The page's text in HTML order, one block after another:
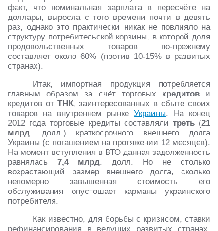
факт, что номинальная зарплата в пересчёте на
доллары, выросла с того времени почти в девять
раз, однако это практически никак не повлияло на
структуру потребительской корзины, в которой доля
продовольственных товаров по-прежнему
составляет около 60% (против 10-15% в развитых
странах).
Итак, импортная продукция потребляется
главным образом за счёт торговых кредитови
кредитов от ТНК, заинтересованных в сбыте своих
товаров на внутреннем рынкеУкраины. На конец
2012 года торговые кредиты составляли треть(21
млрд. долл.) краткосрочного внешнего долга
Украины (с погашением на протяжении 12 месяцев).
На момент вступления в ВТО данная задолженность
равнялась 7,4 млрд. долл. Но не столько
возрастающий размер внешнего долга, сколько
непомерно завышенная стоимость его
обслуживания опустошает карманы украинского
потребителя.
Как известно, для борьбы с кризисом, ставки
рефинансирования в ведущих развитых странах,